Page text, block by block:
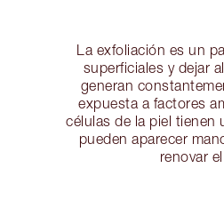
La exfoliación es un
superficiales y dejar
generan
expuesta a factores
células de la piel tienen
pueden aparecer
renovar